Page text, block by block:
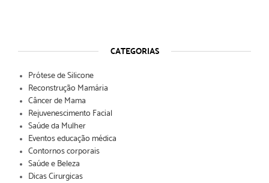
CATEGORIAS
Prótese de Silicone
Reconstrução Mamária
Câncer de Mama
Rejuvenescimento Facial
Saúde da Mulher
Eventos educação médica
Contornos corporais
Saúde e Beleza
Dicas Cirurgicas